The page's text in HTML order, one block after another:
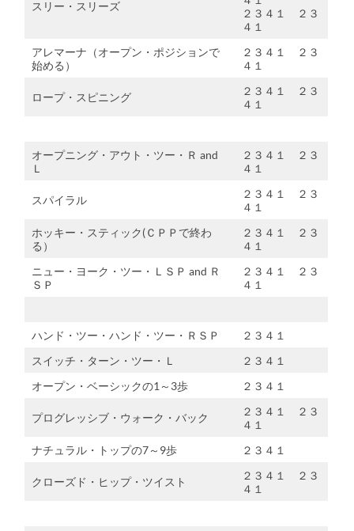
スリー・スリーズ
２３４１ ２３
４１
アレマーナ（オープン・ポジションで
始める）
２３４１ ２３
４１
ロープ・スピニング
２３４１ ２３
４１
オープニング・アウト・ツー・Ｒ and
Ｌ
２３４１ ２３
４１
スパイラル
２３４１ ２３
４１
ホッキー・スティック(ＣＰＰで終わ
る）
２３４１ ２３
４１
ニュー・ヨーク・ツー・ＬＳＰ and Ｒ
ＳＰ
２３４１ ２３
４１
ハンド・ツー・ハンド・ツー・ＲＳＰ
２３４１
スイッチ・ターン・ツー・Ｌ
２３４１
オープン・ベーシックの1～3歩
２３４１
プログレッシブ・ウォーク・バック
２３４１ ２３
４１
ナチュラル・トップの7～9歩
２３４１
クローズド・ヒップ・ツイスト
２３４１ ２３
４１